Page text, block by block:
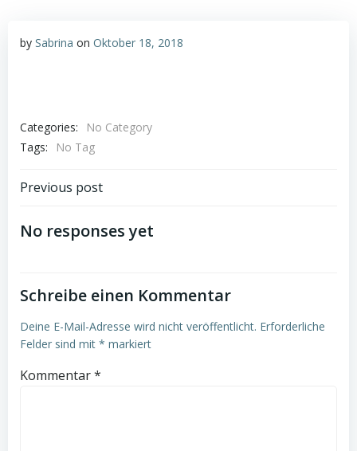
by Sabrina on Oktober 18, 2018
Categories:
No Category
Tags:
No Tag
Post
navigation
Previous post
No responses yet
Schreibe einen Kommentar
Deine E-Mail-Adresse wird nicht veröffentlicht. Erforderliche
Felder sind mit * markiert
Kommentar*